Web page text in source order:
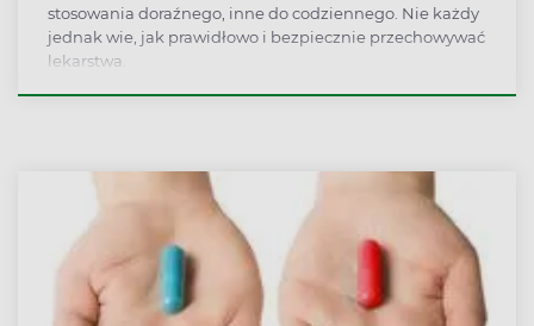
stosowania doraźnego, inne do codziennego. Nie każdy
jednak wie, jak prawidłowo i bezpiecznie przechowywać
lekarstwa.